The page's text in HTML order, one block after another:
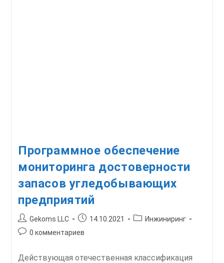
Программное обеспечение
мониторинга достоверности
запасов угледобывающих
предприятий
Автор
записи:
Gekoms LLC
Запись14.10.2021
Рубрика
Инжиниринг
Комментарии
0 комментариев
Действующая отечественная классификация